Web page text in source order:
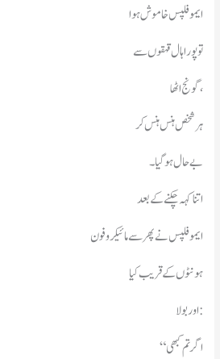
ایمو فلپس خاموش ہوا
تو پورا ہال قہقوں سے
گونج اٹھا،
ہر شخص ہنس ہنس کر
بے حال ہو گیا۔
اتنا کہہ چکنے کے بعد
ایمو فلپس نےپھر سے مائیکروفون
ہونٹوں کے قریب کیا
اور بولا:
“اگر تم کبھی